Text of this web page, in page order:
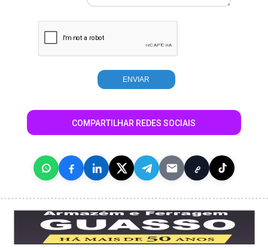
COMPARTILHAR REDES SOCIAIS